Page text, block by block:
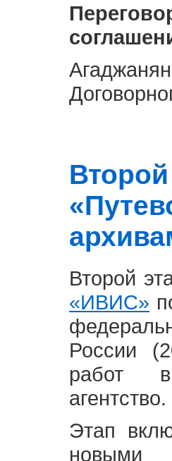
Второй
Второй
«ИВИС»
России
работ
агентство.
Этап
новыми